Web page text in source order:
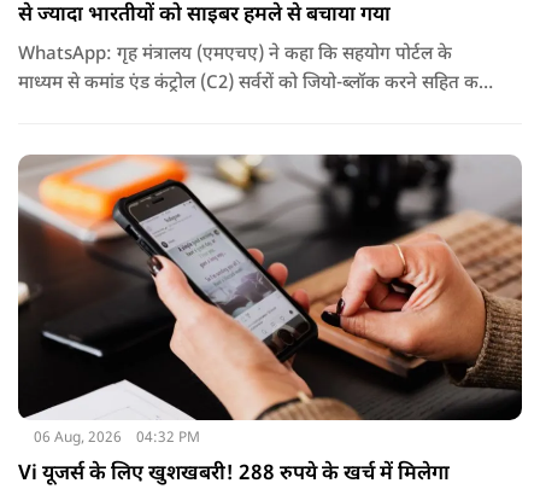
से ज्यादा भारतीयों को साइबर हमले से बचाया गया
WhatsApp: गृह मंत्रालय (एमएचए) ने कहा कि सहयोग पोर्टल के
माध्यम से कमांड एंड कंट्रोल (C2) सर्वरों को जियो-ब्लॉक करने सहित कई
06 Aug, 2026 04:32 PM
Vi यूजर्स के लिए खुशखबरी! 288 रुपये के खर्च में मिलेगा